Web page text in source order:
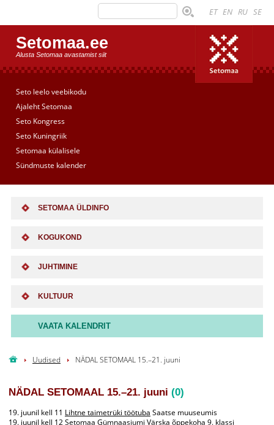
ET EN RU SE
Setomaa.ee
Alusta Setomaa avastamist siit
Seto leelo veebikodu
Ajaleht Setomaa
Seto Kongress
Seto Kuningriik
Setomaa külalisele
Sündmuste kalender
SETOMAA ÜLDINFO
KOGUKOND
JUHTIMINE
KULTUUR
VAATA KALENDRIT
Uudised NÄDAL SETOMAAL 15.–21. juuni
NÄDAL SETOMAAL 15.–21. juuni (0)
19. juunil kell 11 Lihtne taimetrüki töötuba Saatse muuseumis
19. juunil kell 12Setomaa Gümnaasiumi Värska õppekoha 9. klassi